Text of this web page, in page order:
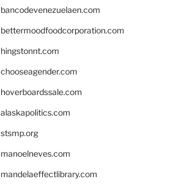
bancodevenezuelaen.com
bettermoodfoodcorporation.com
hingstonnt.com
chooseagender.com
hoverboardssale.com
alaskapolitics.com
stsmp.org
manoelneves.com
mandelaeffectlibrary.com